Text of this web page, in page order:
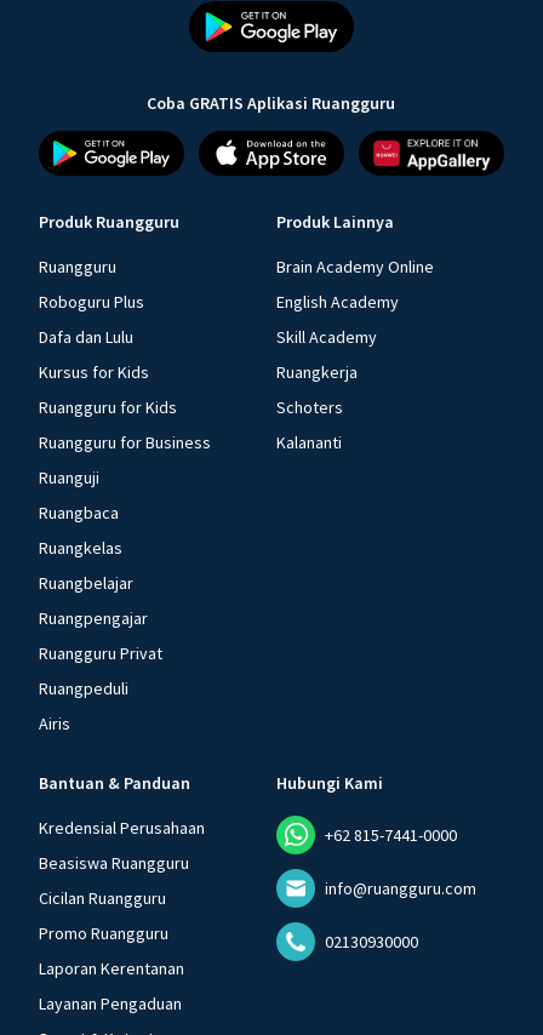
Coba GRATIS Aplikasi Ruangguru
Produk Ruangguru
Ruangguru
Roboguru Plus
Dafa dan Lulu
Kursus for Kids
Ruangguru for Kids
Ruangguru for Business
Ruanguji
Ruangbaca
Ruangkelas
Ruangbelajar
Ruangpengajar
Ruangguru Privat
Ruangpeduli
Airis
Produk Lainnya
Brain Academy Online
English Academy
Skill Academy
Ruangkerja
Schoters
Kalananti
Bantuan & Panduan
Kredensial Perusahaan
Beasiswa Ruangguru
Cicilan Ruangguru
Promo Ruangguru
Laporan Kerentanan
Layanan Pengaduan
Hubungi Kami
+62 815-7441-0000
info@ruangguru.com
02130930000